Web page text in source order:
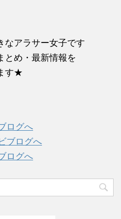
なアラサー女子です
とめ・最新情報を
す★